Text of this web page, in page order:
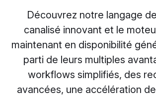
Découvrez notre langage
canalisé innovant et le
maintenant en disponibilité
parti de leurs multiples
workflows simplifiés, des
avancées, une accélération